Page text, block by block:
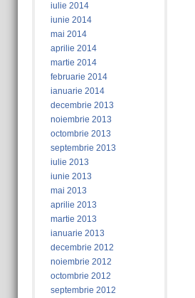
iulie 2014
iunie 2014
mai 2014
aprilie 2014
martie 2014
februarie 2014
ianuarie 2014
decembrie 2013
noiembrie 2013
octombrie 2013
septembrie 2013
iulie 2013
iunie 2013
mai 2013
aprilie 2013
martie 2013
ianuarie 2013
decembrie 2012
noiembrie 2012
octombrie 2012
septembrie 2012